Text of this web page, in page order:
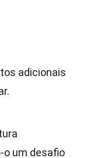
adicionais
o um desafio